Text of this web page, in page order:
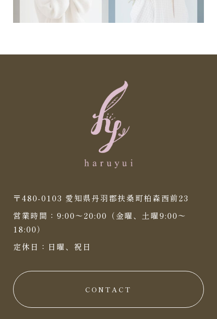
〒480-0103 愛知県丹羽郡扶桑町柏森西前23
営業時間：9:00〜20:00（金曜、土曜9:00〜
18:00）
定休日：日曜、祝日
CONTACT